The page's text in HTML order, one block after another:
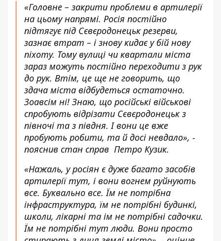
«Головне – закрити проблеми в артилерії
на цьому напрямі. Росія постійно
підтягує під Сєвєродонецьк резерви,
зазнає втрат – і знову кидає у бій нову
піхоту. Тому вулиці чи квартали міста
зараз можуть постійно переходити з рук
до рук. Втім, це ще не говорить, що
здача міста відбудеться остаточно.
Зоавсім ні! Знаю, що російські військові
спробують відрізати Сєвєродонецьк з
півночі та з півдня. І вони це вже
пробують робити, та й досі невдало», -
пояснив стан справ Петро Кузик.
«Нажаль, у росіян є дуже багато засобів
артилерії тут, і вони вогнем руйнують
все. Буквально все. Їм не потрібна
інфраструктура, їм не потрібні будинкі,
школи, лікарні та ім не потрібні садочки.
Їм не потрібні тут люди. Вони просто